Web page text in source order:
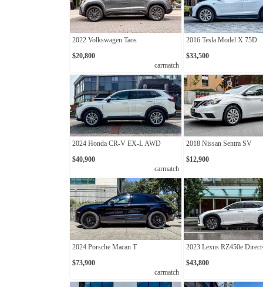
2022 Volkswagen Taos
$20,800
carmatch
2016 Tesla Model X 75D
$33,500
2024 Honda CR-V EX-L AWD
$40,900
carmatch
2018 Nissan Sentra SV
$12,900
2024 Porsche Macan T
$73,900
carmatch
2023 Lexus RZ450e
$43,800